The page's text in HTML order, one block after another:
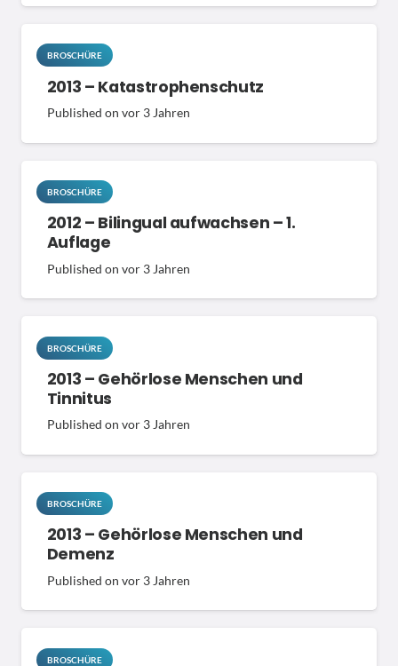
BROSCHÜRE
2013 – Katastrophenschutz
Published on vor 3 Jahren
BROSCHÜRE
2012 – Bilingual aufwachsen – 1.
Auflage
Published on vor 3 Jahren
BROSCHÜRE
2013 – Gehörlose Menschen und
Tinnitus
Published on vor 3 Jahren
BROSCHÜRE
2013 – Gehörlose Menschen und
Demenz
Published on vor 3 Jahren
BROSCHÜRE